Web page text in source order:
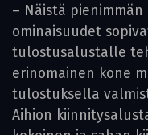
– Näistä pienimmän
ominaisuudet
tulostusalustalle
erinomainen kone
tulostuksella
Aihion